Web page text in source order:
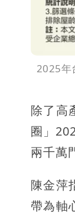
2025年
除了高
圈」
兩千萬
陳金萍
帶為軸